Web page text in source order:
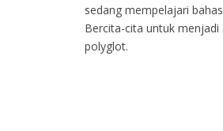
sedang mempelajari
Bercita-cita untuk
polyglot.